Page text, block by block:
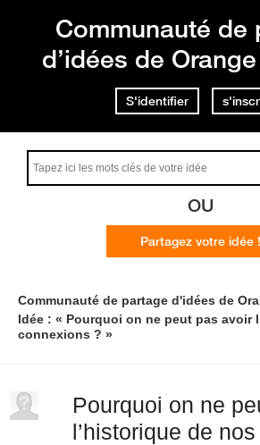
Communauté de
d’idées de
S'identifier
OU
Partagez votre idée !
Communauté de partage d'idées de
Idée : « Pourquoi on ne peut pas avoir
connexions ? »
Pourquoi on ne
l’historique de